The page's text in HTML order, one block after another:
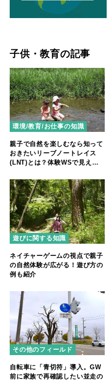
子供・教育の記事
環境/教育/お仕事の知識
親子で自然を楽しむなら知って
おきたいリーブノートレイス
(LNT)とは？体験WSで見えた7
遊びに関する知識
ネイチャーゲームの視点で親子
の自然体験が広がる！遊び方の
例も紹介
その他のフィールド
自転車に「青切符」導入。GW
前に家族で再確認したい並走の